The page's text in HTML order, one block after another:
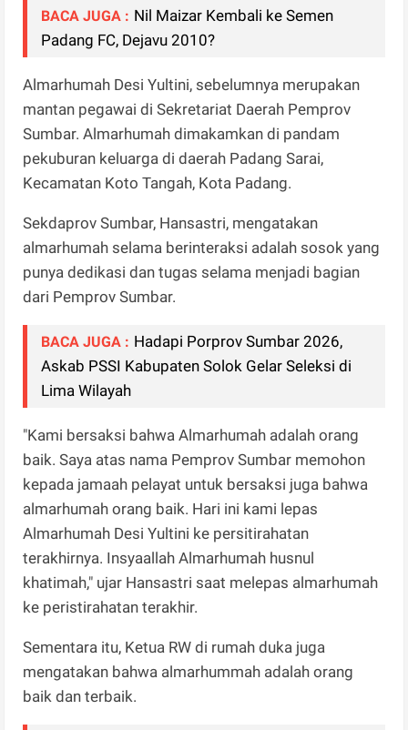
BACA JUGA : Nil Maizar Kembali ke Semen
Padang FC, Dejavu 2010?
Almarhumah Desi Yultini, sebelumnya merupakan
mantan pegawai di Sekretariat Daerah Pemprov
Sumbar. Almarhumah dimakamkan di pandam
pekuburan keluarga di daerah Padang Sarai,
Kecamatan Koto Tangah, Kota Padang.
Sekdaprov Sumbar, Hansastri, mengatakan
almarhumah selama berinteraksi adalah sosok yang
punya dedikasi dan tugas selama menjadi bagian
dari Pemprov Sumbar.
BACA JUGA : Hadapi Porprov Sumbar 2026,
Askab PSSI Kabupaten Solok Gelar Seleksi di
Lima Wilayah
"Kami bersaksi bahwa Almarhumah adalah orang
baik. Saya atas nama Pemprov Sumbar memohon
kepada jamaah pelayat untuk bersaksi juga bahwa
almarhumah orang baik. Hari ini kami lepas
Almarhumah Desi Yultini ke persitirahatan
terakhirnya. Insyaallah Almarhumah husnul
khatimah," ujar Hansastri saat melepas almarhumah
ke peristirahatan terakhir.
Sementara itu, Ketua RW di rumah duka juga
mengatakan bahwa almarhummah adalah orang
baik dan terbaik.